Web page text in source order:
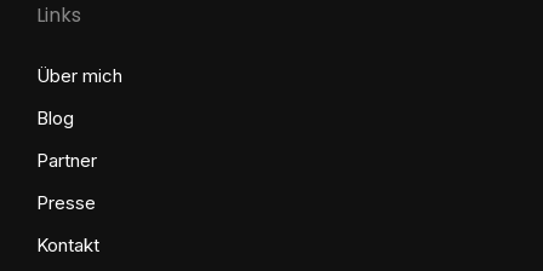
Links
Über mich
Blog
Partner
Presse
Kontakt